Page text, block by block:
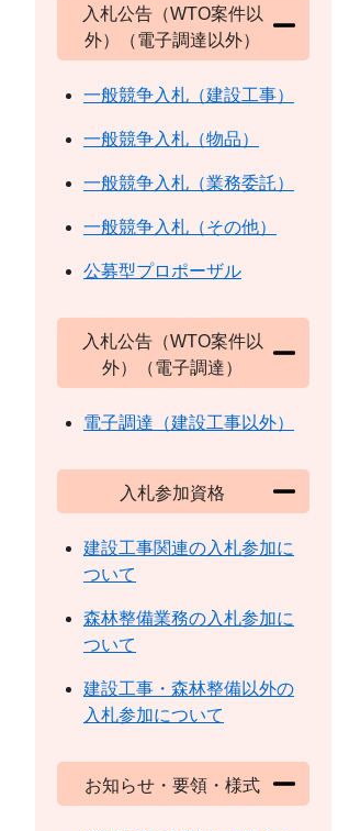
入札公告（WTO案件以
外）（電子調達以外）
一般競争入札（建設工事）
一般競争入札（物品）
一般競争入札（業務委託）
一般競争入札（その他）
公募型プロポーザル
入札公告（WTO案件以
外）（電子調達）
電子調達（建設工事以外）
入札参加資格
建設工事関連の入札参加に
ついて
森林整備業務の入札参加に
ついて
建設工事・森林整備以外の
入札参加について
お知らせ・要領・様式